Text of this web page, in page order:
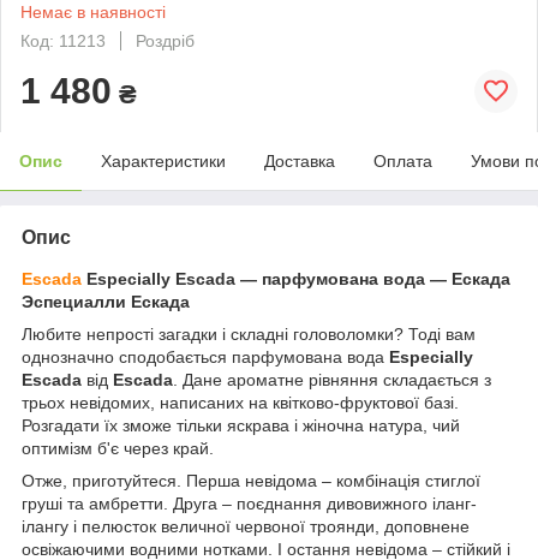
Немає в наявності
Код: 11213
Роздріб
1 480 ₴
Опис Характеристики Доставка Оплата Умови
Опис
Escada Especially Escada ― парфумована вода ― Ескада
Эспециалли Ескада
Любите непрості загадки і складні головоломки? Тоді вам
однозначно сподобається парфумована вода Especially
Escada від Escada . Дане ароматне рівняння складається з
трьох невідомих, написаних на квітково-фруктової базі.
Розгадати їх зможе тільки яскрава і жіночна натура, чий
оптимізм б'є через край.
Отже, приготуйтеся. Перша невідома – комбінація стиглої
груші та амбретти. Друга – поєднання дивовижного іланг-
ілангу і пелюсток величної червоної троянди, доповнене
освіжаючими водними нотками. І остання невідома – стійкий і